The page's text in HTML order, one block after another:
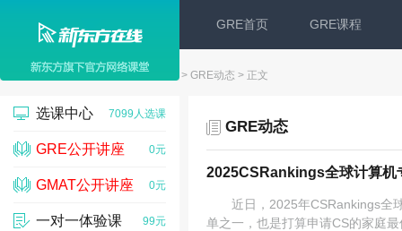
GRE首页 GRE课程
新东方在线> > GRE动态 > 正文
选课中心 7099人选课
GRE公开讲座 0元
GMAT公开讲座 0元
一对一体验课 99元
GRE动态
2025CSRankings全球计算机
近日，2025年CSRankings全球
单之一，也是打算申请CS的家庭